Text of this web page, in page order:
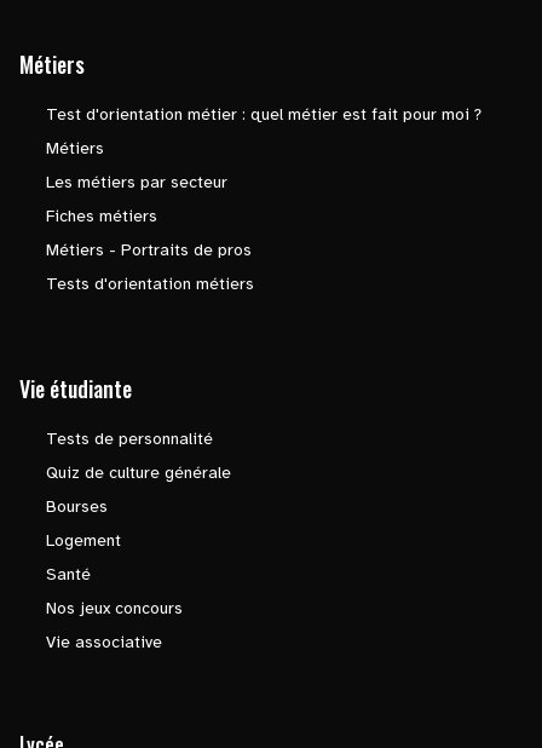
Métiers
Test d'orientation métier : quel métier est fait pour moi ?
Métiers
Les métiers par secteur
Fiches métiers
Métiers - Portraits de pros
Tests d'orientation métiers
Vie étudiante
Tests de personnalité
Quiz de culture générale
Bourses
Logement
Santé
Nos jeux concours
Vie associative